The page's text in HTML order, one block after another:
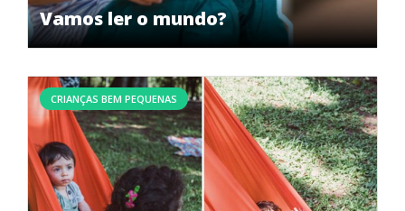
Vamos ler o mundo?
CRIANÇAS BEM PEQUENAS